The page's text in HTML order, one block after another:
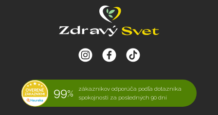
99%
zákazníkov odporúča podľa dotazníka
spokojnosti za posledných 90 dní